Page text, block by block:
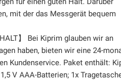
mit der das Messgerät bequem
】 Bei Kiprim glauben wir an
haben, bieten wir eine 24-
Kundenservice. Paket enthält:
V AAA-Batterien; 1x